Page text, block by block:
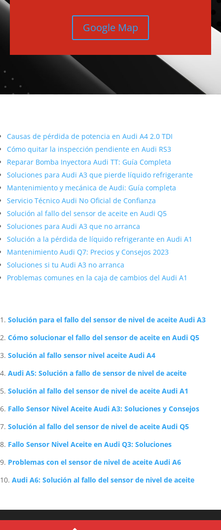
Google Map
Causas de pérdida de potencia en Audi A4 2.0 TDI
Cómo quitar la inspección pendiente en Audi RS3
Reparar Bomba Inyectora Audi TT: Guía Completa
Soluciones para Audi A3 que pierde líquido refrigerante
Mantenimiento y mecánica de Audi: Guía completa
Servicio Técnico Audi No Oficial de Confianza
Solución al fallo del sensor de aceite en Audi Q5
Soluciones para Audi A3 que no arranca
Solución a la pérdida de líquido refrigerante en Audi A1
Mantenimiento Audi Q7: Precios y Consejos 2023
Soluciones si tu Audi A3 no arranca
Problemas comunes en la caja de cambios del Audi A1
Solución para el fallo del sensor de nivel de aceite Audi A3
Cómo solucionar el fallo del sensor de aceite en Audi Q5
Solución al fallo sensor nivel aceite Audi A4
Audi A5: Solución a fallo de sensor de nivel de aceite
Solución al fallo del sensor de nivel de aceite Audi A1
Fallo Sensor Nivel Aceite Audi A3: Soluciones y Consejos
Solución al fallo del sensor de nivel de aceite Audi Q5
Fallo Sensor Nivel Aceite en Audi Q3: Soluciones
Problemas con el sensor de nivel de aceite Audi A6
Audi A6: Solución al fallo del sensor de nivel de aceite